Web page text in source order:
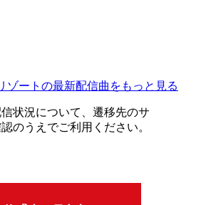
ゾートの最新配信曲をもっと見る
状況について、遷移先のサ
のうえでご利用ください。